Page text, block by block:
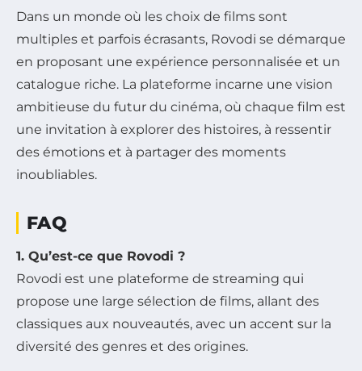
Dans un monde où les choix de films sont
multiples et parfois écrasants, Rovodi se démarque
en proposant une expérience personnalisée et un
catalogue riche. La plateforme incarne une vision
ambitieuse du futur du cinéma, où chaque film est
une invitation à explorer des histoires, à ressentir
des émotions et à partager des moments
inoubliables.
FAQ
1. Qu’est-ce que Rovodi ?
Rovodi est une plateforme de streaming qui
propose une large sélection de films, allant des
classiques aux nouveautés, avec un accent sur la
diversité des genres et des origines.